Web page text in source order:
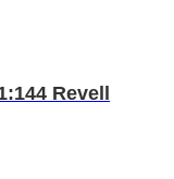
Revell